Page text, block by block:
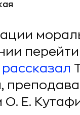
рассказал
Е.